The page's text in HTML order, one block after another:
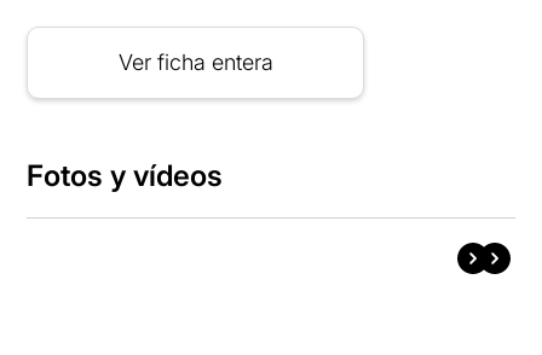
Ver ficha entera
Fotos y vídeos